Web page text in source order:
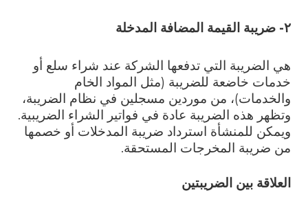
٢- ضريبة القيمة المضافة المدخلة
هي الضريبة التي تدفعها الشركة عند شراء سلع أو
خدمات خاضعة للضريبة (مثل المواد الخام
والخدمات)، من موردين مسجلين في نظام الضريبة،
وتظهر هذه الضريبة عادة في فواتير الشراء الضريبية.
ويمكن للمنشأة استرداد ضريبة المدخلات أو خصمها
من ضريبة المخرجات المستحقة.
العلاقة بين الضريبتين